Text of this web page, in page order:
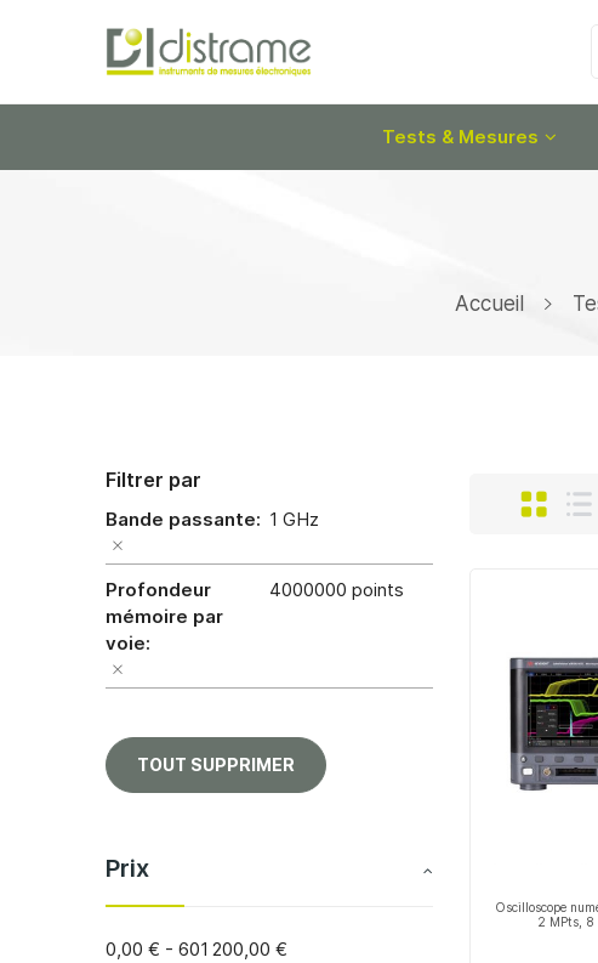
Tests & Mesures
Accueil
Grille
Oscilloscope
2 MPts,
Filtrer par
Bande passante 1 GHz
Profondeur
mémoire par
voie
4000000 points
TOUT SUPPRIMER
Prix
0,00 € - 601 200,00 €